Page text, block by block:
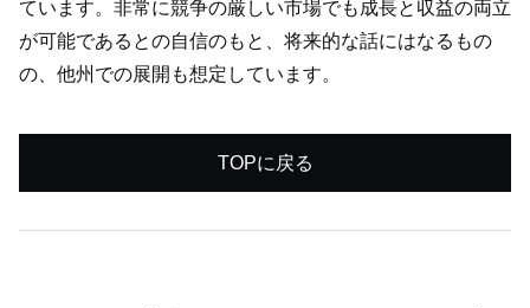
ています。非常に競争の厳しい市場でも成長と収益の両立
が可能であるとの自信のもと、将来的な話にはなるもの
の、他州での展開も想定しています。
TOPに戻る